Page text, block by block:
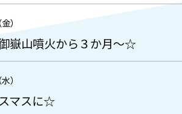
）
嶽山噴火から３か月～☆
）
マスに☆